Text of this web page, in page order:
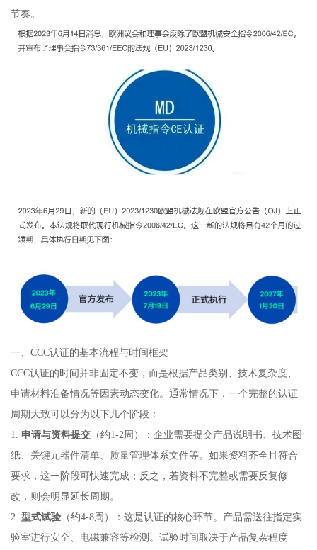
节奏。
一、CCC认证的基本流程与时间框架
CCC认证的时间并非固定不变，而是根据产品类别、技术复杂度、
申请材料准备情况等因素动态变化。通常情况下，一个完整的认证
周期大致可以分为以下几个阶段：
1. 申请与资料提交（约1-2周）：企业需要提交产品说明书、技术图
纸、关键元器件清单、质量管理体系文件等。如果资料齐全且符合
要求，这一阶段可快速完成；反之，若资料不完整或需要反复修
改，则会明显延长周期。
2. 型式试验（约4-8周）：这是认证的核心环节。产品需送往指定实
验室进行安全、电磁兼容等检测。试验时间取决于产品复杂程度